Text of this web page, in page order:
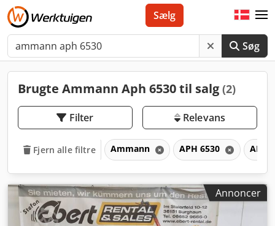
Søg
Sælg
Brugte Ammann Aph 6530 til salg (2)
Filter Relevans
Fjern alle filtre Ammann APH 6530 APH
Annoncer